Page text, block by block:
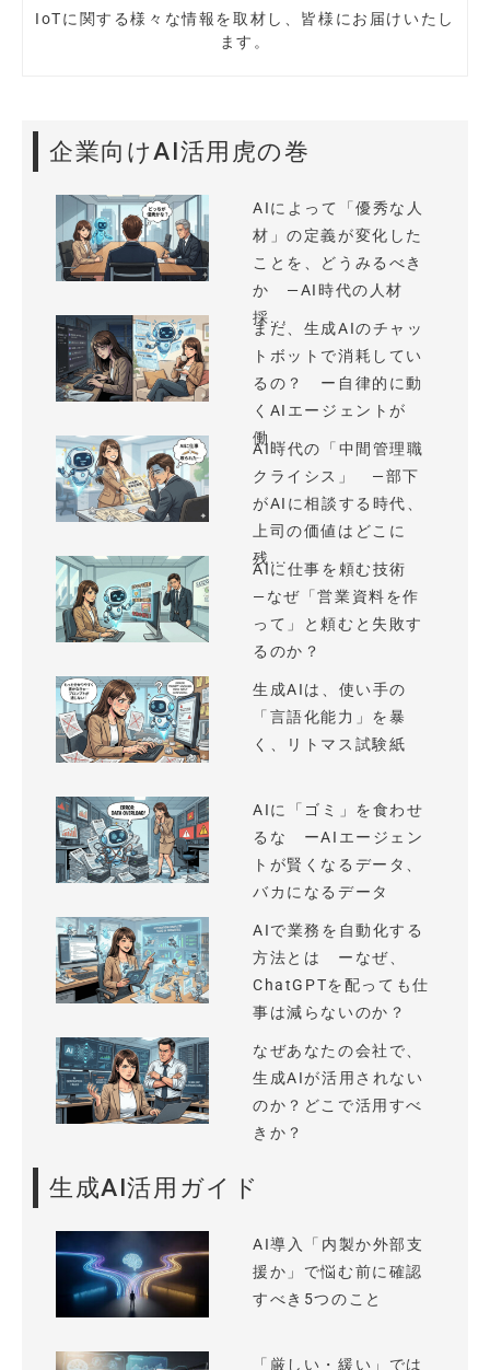
IoTに関する様々な情報を取材し、皆様にお届けいたし
ます。
企業向けAI活用虎の巻
AIによって「優秀な人
材」の定義が変化した
ことを、どうみるべき
か —AI時代の人材
採...
まだ、生成AIのチャッ
トボットで消耗してい
るの？ ー自律的に動
くAIエージェントが
働...
AI時代の「中間管理職
クライシス」 —部下
がAIに相談する時代、
上司の価値はどこに
残...
AIに仕事を頼む技術
—なぜ「営業資料を作
って」と頼むと失敗す
るのか？
生成AIは、使い手の
「言語化能力」を暴
く、リトマス試験紙
AIに「ゴミ」を食わせ
るな ーAIエージェン
トが賢くなるデータ、
バカになるデータ
AIで業務を自動化する
方法とは ーなぜ、
ChatGPTを配っても仕
事は減らないのか？
なぜあなたの会社で、
生成AIが活用されない
のか？どこで活用すべ
きか？
生成AI活用ガイド
AI導入「内製か外部支
援か」で悩む前に確認
すべき5つのこと
「厳しい・緩い」では